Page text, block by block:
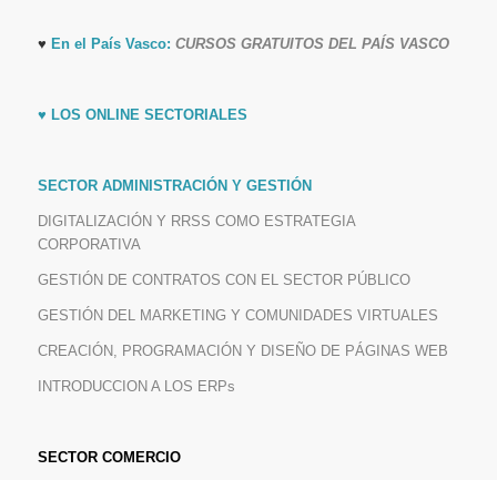
♥ En el País Vasco: CURSOS GRATUITOS DEL PAÍS VASCO
♥ LOS ONLINE SECTORIALES
SECTOR ADMINISTRACIÓN Y GESTIÓN
DIGITALIZACIÓN Y RRSS COMO ESTRATEGIA
CORPORATIVA
GESTIÓN DE CONTRATOS CON EL SECTOR PÚBLICO
GESTIÓN DEL MARKETING Y COMUNIDADES VIRTUALES
CREACIÓN, PROGRAMACIÓN Y DISEÑO DE PÁGINAS WEB
INTRODUCCION A LOS ERPs
SECTOR COMERCIO